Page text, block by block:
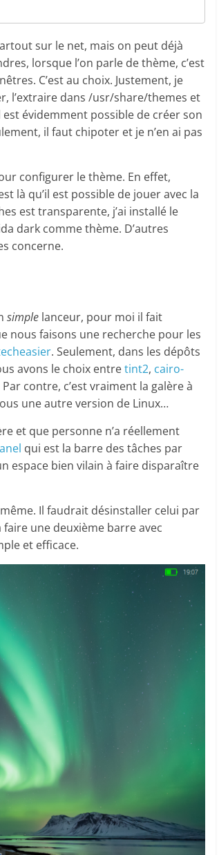
sur le net, mais on peut déjà
lorsque l’on parle de thème, c’est
C’est au choix. Justement, je
l’extraire dans /usr/share/themes et
est évidemment possible de créer son
il faut chipoter et je n’en ai pas
configurer le thème. En effet,
là qu’il est possible de jouer avec la
est transparente, j’ai installé le
dark comme thème. D’autres
concerne.
simple lanceur, pour moi il fait
nous faisons une recherche pour les
. Seulement, dans les dépôts
avons le choix entretint2, cairo-
contre, c’est vraiment la galère à
une autre version de Linux…
et que personne n’a réellement
qui est la barre des tâches par
espace bien vilain à faire disparaître
Il faudrait désinstaller celui par
faire une deuxième barre avec
et efficace.